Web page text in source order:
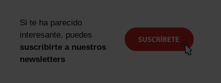
Si te ha parecido
interesante, puedes
suscribirte a nuestros
newsletters